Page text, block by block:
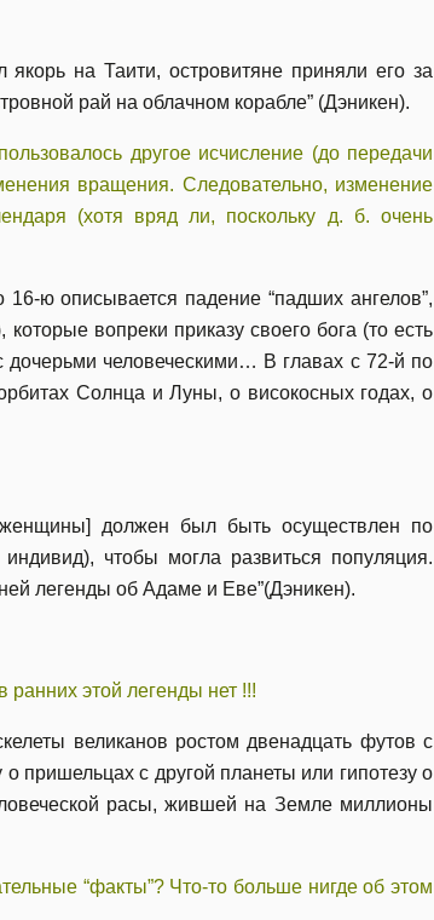
якорь на Таити, островитяне приняли его за
рай на облачном корабле” (Дэникен).
другое исчисление (до передачи
вращения. Следовательно, изменение
(хотя вряд ли, поскольку д. б. очень
ю описывается падение “падших ангелов”,
вопреки приказу своего бога (то есть
дочерьми человеческими… В главах с 72-й по
Солнца и Луны, о високосных годах, о
должен был быть осуществлен по
чтобы могла развиться популяция.
легенды об Адаме и Еве”(Дэникен).
ранних этой легенды нет !!!
великанов ростом двенадцать футов с
пришельцах с другой планеты или гипотезу о
расы, жившей на Земле миллионы
“факты”? Что-то больше нигде об этом